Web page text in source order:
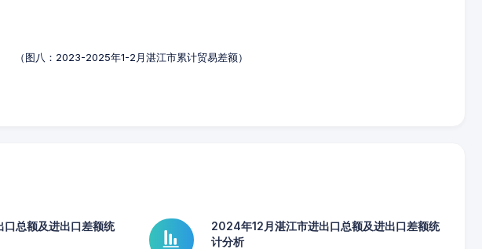
（图八：2023-2025年1-2月湛江市累计贸易差额）
总额及进出口差额统
2024年12月湛江市进出口总额及进出口差额统
计分析